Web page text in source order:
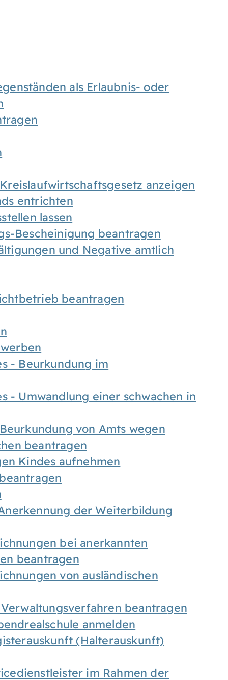
als Erlaubnis- oder
anzeigen
entrichten
lassen
Bescheinigung beantragen
und Negative amtlich
beantragen
- Beurkundung im
- Umwandlung einer schwachen in
von Amts wegen
beantragen
Kindes aufnehmen
der Weiterbildung
bei anerkannten
beantragen
von ausländischen
beantragen
anmelden
(Halterauskunft)
im Rahmen der